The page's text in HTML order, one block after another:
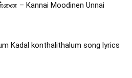
– Kannai Moodinen Unnai
Kadal konthalithalum song lyrics